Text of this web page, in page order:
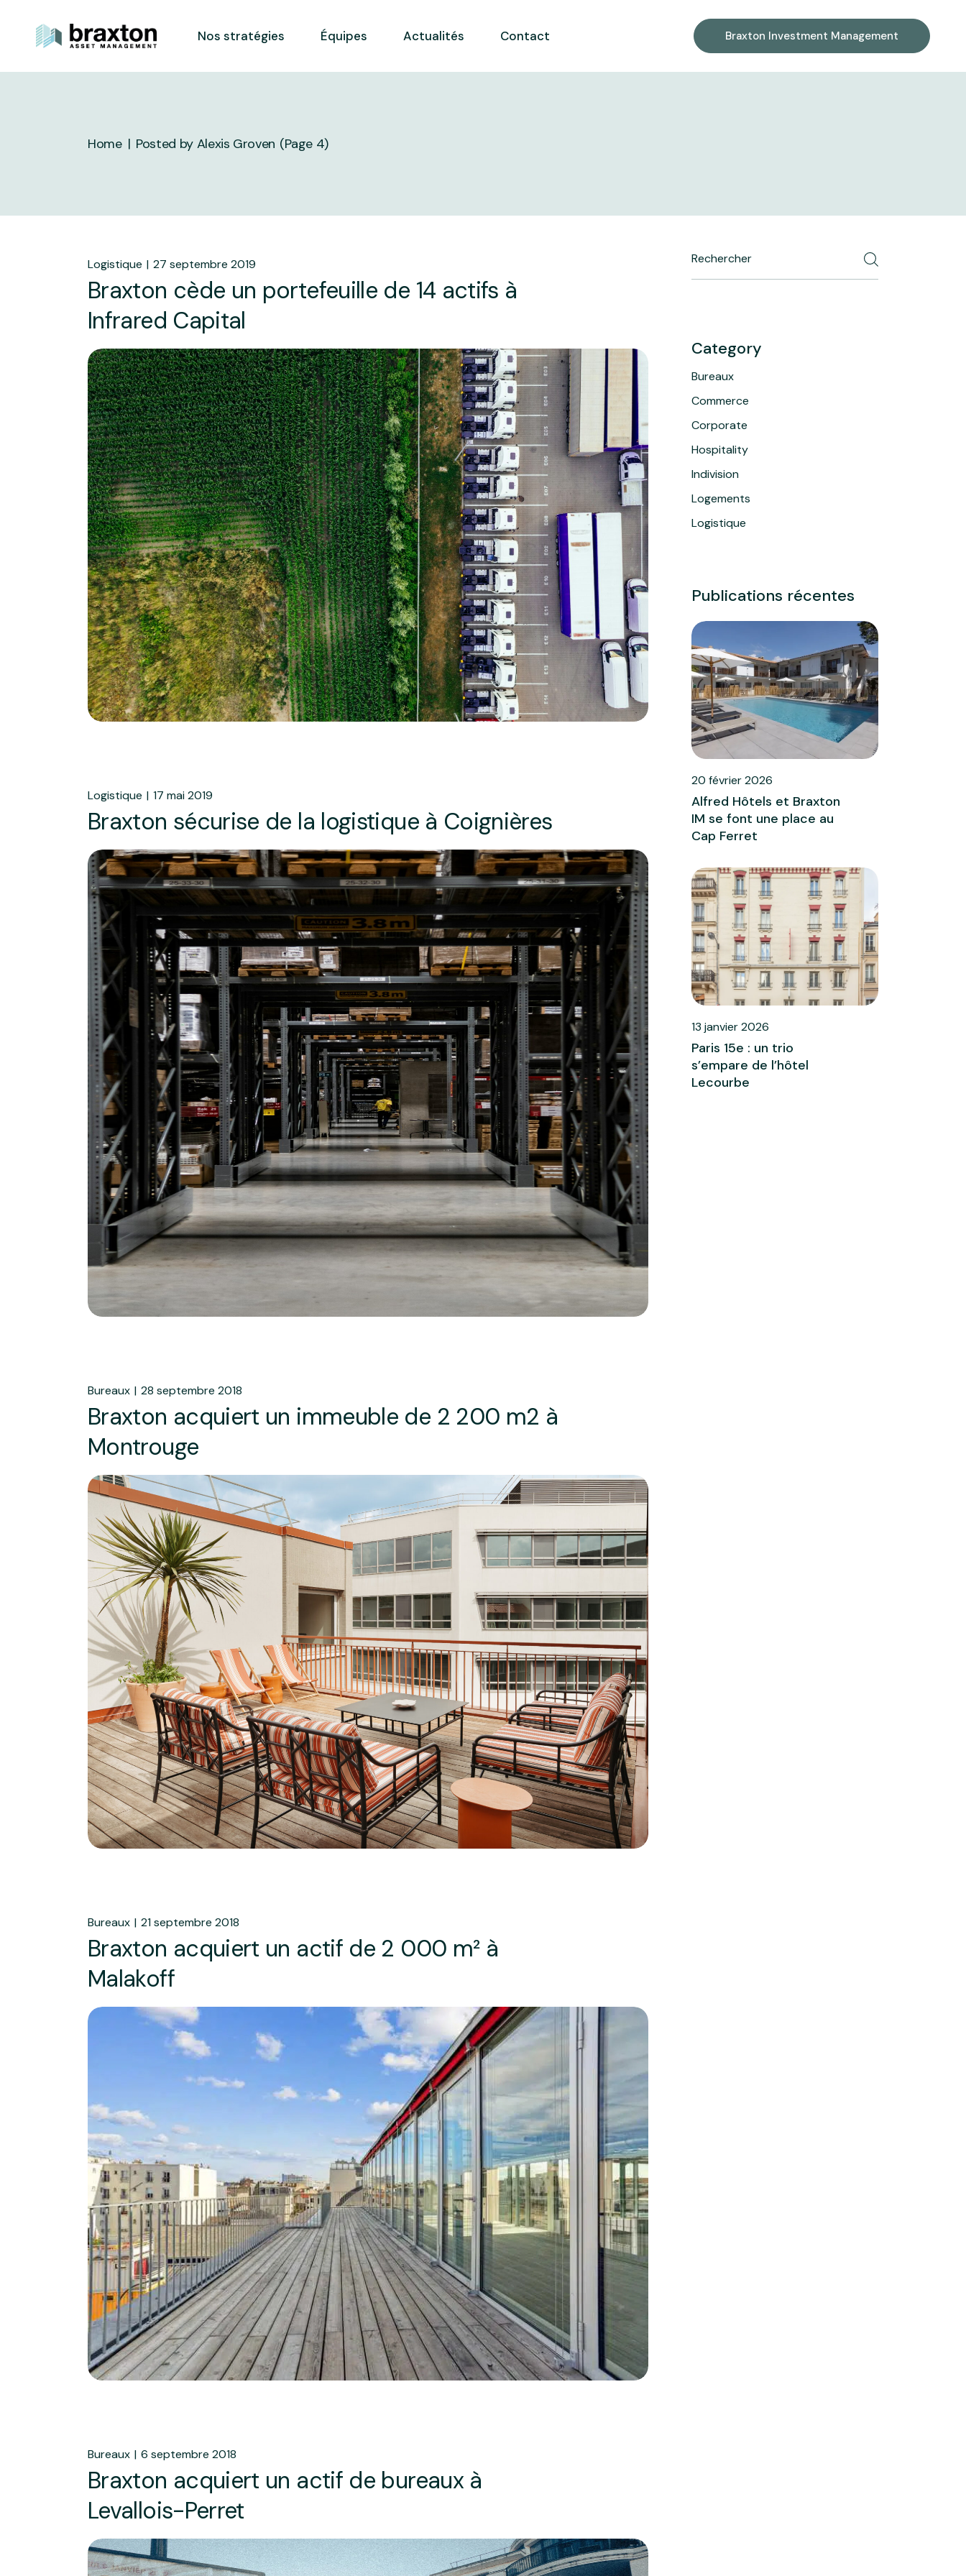
content Nos stratégies Équipes Actualités Contact Braxton Investment Management
Home Posted by Alexis Groven (Page 4)
Logistique 27 septembre 2019
Braxton cède un portefeuille de 14 actifs à
Infrared Capital
Logistique 17 mai 2019
Braxton sécurise de la logistique à Coignières
Bureaux 28 septembre 2018
Braxton acquiert un immeuble de 2 200 m2 à
Montrouge
Bureaux 21 septembre 2018
Braxton acquiert un actif de 2 000 m² à
Malakoff
Bureaux 6 septembre 2018
Braxton acquiert un actif de bureaux à
Levallois-Perret
Category
Bureaux
Commerce
Corporate
Hospitality
Indivision
Logements
Logistique
Publications récentes
20 février 2026
Alfred Hôtels et Braxton
IM se font une place au
Cap Ferret
13 janvier 2026
Paris 15e : un trio
s’empare de l’hôtel
Lecourbe